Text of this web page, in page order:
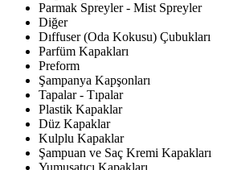
Parmak Spreyler - Mist Spreyler
Diğer
Dıffuser (Oda Kokusu) Çubukları
Parfüm Kapakları
Preform
Şampanya Kapşonları
Tapalar - Tıpalar
Plastik Kapaklar
Düz Kapaklar
Kulplu Kapaklar
Şampuan ve Saç Kremi Kapakları